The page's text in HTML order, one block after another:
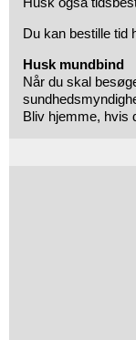
Du kan bestille tid
Husk mundbind
Når du skal
Bliv hjemme, hvis